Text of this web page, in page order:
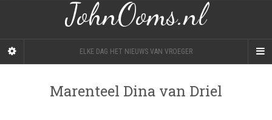
JohnOoms.nl
ELKE DAG HET NIEUWS VAN VROEGER
Marenteel Dina van Driel